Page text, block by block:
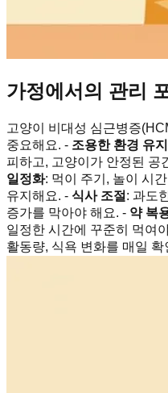
가정에서의 관리
고양이 비대성 심근병증
중요해요. - 조용한 환경 유지
피하고, 고양이가 안정된 공
일정화: 먹이 주기, 놀이 시
유지해요. - 식사 조절 : 과도
증가를 막아야 해요. - 약 복
일정한 시간에 꾸준히 먹여
활동량, 식욕 변화를 매일 확